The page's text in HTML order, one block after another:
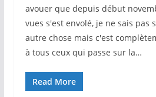
avouer que depuis début
vues s'est envolé, je ne sais pas
autre chose mais c'est
à tous ceux qui passe sur la…
Read More